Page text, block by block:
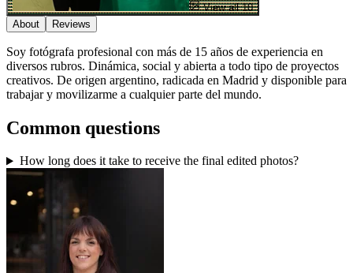
View all 10
About
Reviews
Soy fotógrafa profesional con más de 15 años de experiencia en
diversos rubros. Dinámica, social y abierta a todo tipo de proyectos
creativos. De origen argentino, radicada en Madrid y disponible para
trabajar y movilizarme a cualquier parte del mundo.
Common questions
How long does it take to receive the final edited photos?